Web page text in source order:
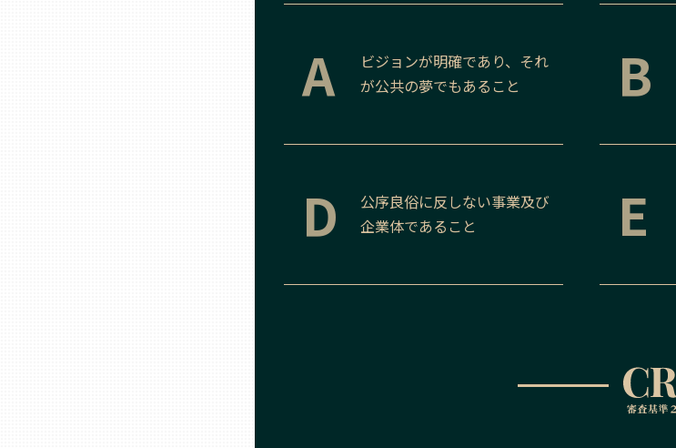
A
ビジョンが明確であり、それ
が公共の夢でもあること
B
D
公序良俗に反しない事業及び
企業体であること
E